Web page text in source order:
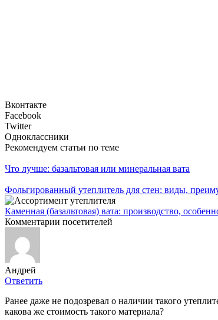
Вконтакте
Facebook
Twitter
Одноклассники
Рекомендуем статьи по теме
Что лучше: базальтовая или минеральная вата
Фольгированный утеплитель для стен: виды,
Каменная (базальтовая) вата: производство,
Комментарии посетителей
Андрей
Ответить
Ранее даже не подозревал о наличии такого
какова же стоимость такого материала?